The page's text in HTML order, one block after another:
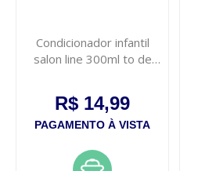
Condicionador infantil
salon line 300ml to de
R$ 14,99
PAGAMENTO À VISTA